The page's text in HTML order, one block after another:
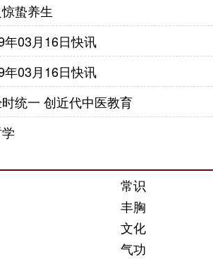
蛰养生
03月16日快讯
03月16日快讯
统一 创近代中医教育
常识
丰胸
文化
气功